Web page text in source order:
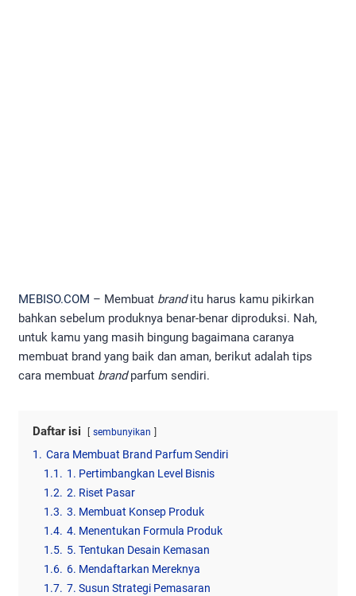
MEBISO.COM – Membuat branditu harus kamu pikirkan
bahkan sebelum produknya benar-benar diproduksi. Nah,
untuk kamu yang masih bingung bagaimana caranya
membuat brand yang baik dan aman, berikut adalah tips
cara membuat brandparfum sendiri.
Daftar isi sembunyikan
1. Cara Membuat Brand Parfum Sendiri
1.1. 1. Pertimbangkan Level Bisnis
1.2. 2. Riset Pasar
1.3. 3. Membuat Konsep Produk
1.4. 4. Menentukan Formula Produk
1.5. 5. Tentukan Desain Kemasan
1.6. 6. Mendaftarkan Mereknya
1.7. 7. Susun Strategi Pemasaran